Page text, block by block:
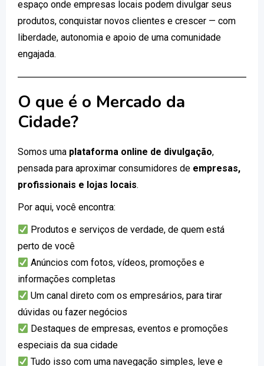
espaço onde empresas locais podem divulgar seus
produtos, conquistar novos clientes e crescer — com
liberdade, autonomia e apoio de uma comunidade
engajada.
O que é o Mercado da
Cidade?
Somos uma plataforma online de divulgação,
pensada para aproximar consumidores de empresas,
profissionais e lojas locais.
Por aqui, você encontra:
Produtos e serviços de verdade, de quem está
perto de você
Anúncios com fotos, vídeos, promoções e
informações completas
Um canal direto com os empresários, para tirar
dúvidas ou fazer negócios
Destaques de empresas, eventos e promoções
especiais da sua cidade
Tudo isso com uma navegação simples, leve e